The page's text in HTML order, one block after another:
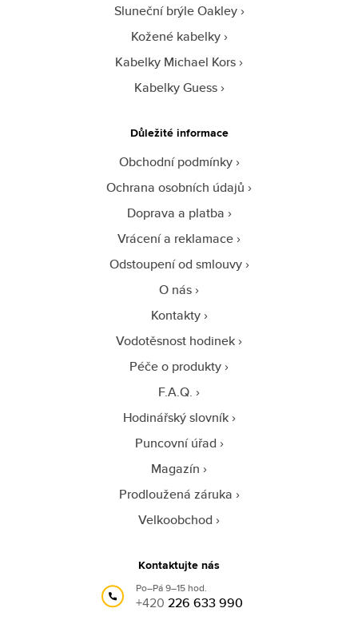
Sluneční brýle Oakley
Kožené kabelky
Kabelky Michael Kors
Kabelky Guess
Důležité informace
Obchodní podmínky
Ochrana osobních údajů
Doprava a platba
Vrácení a reklamace
Odstoupení od smlouvy
O nás
Kontakty
Vodotěsnost hodinek
Péče o produkty
F.A.Q.
Hodinářský slovník
Puncovní úřad
Magazín
Prodloužená záruka
Velkoobchod
Kontaktujte nás
Po–Pá 9–15 hod.
+420 226 633 990